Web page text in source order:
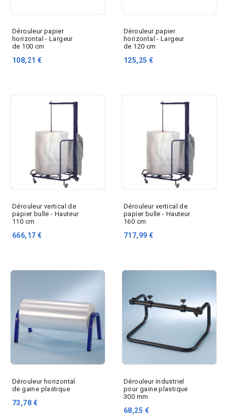
Dérouleur papier
horizontal - Largeur
de 100 cm
108,21 €
Dérouleur papier
horizontal - Largeur
de 120 cm
125,25 €
Dérouleur vertical de
papier bulle - Hauteur
110 cm
666,17 €
Dérouleur vertical de
papier bulle - Hauteur
160 cm
717,99 €
Dérouleur horizontal
de gaine plastique
73,78 €
Dérouleur industriel
pour gaine plastique
300 mm
68,25 €